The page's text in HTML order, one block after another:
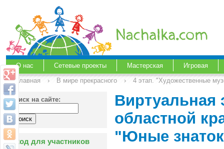
О нас Сетевые проекты Мастерская
Игровая
Главная
› В мире прекрасного › 4 этап. "Художественные
Поиск на сайте:
Вход для участников
Виртуальная
областной
"Юные